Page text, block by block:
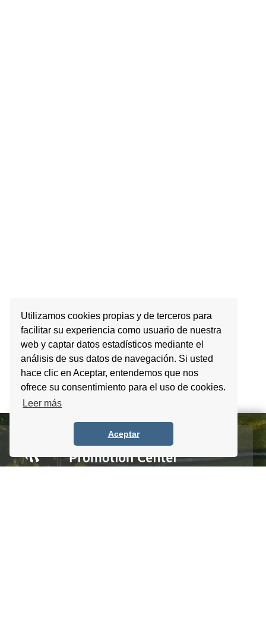
Utilizamos cookies propias y de terceros para
facilitar su experiencia como usuario de nuestra
web y captar datos estadísticos mediante el
análisis de sus datos de navegación. Si usted
hace clic en Aceptar, entendemos que nos
ofrece su consentimiento para el uso de cookies.
Leer más
Aceptar